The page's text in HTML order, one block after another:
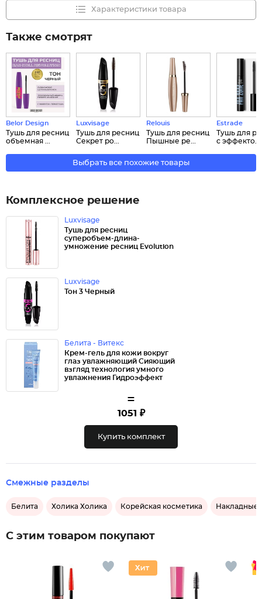
Характеристики товара
Также смотрят
Belor Design
Тушь для ресниц
объемная ...
Luxvisage
Тушь для ресниц
Секрет ро...
Relouis
Тушь для ресниц
Пышные ре...
Estrade
Тушь для
с эффекто...
Выбрать все похожие товары
Комплексное решение
Luxvisage
Тушь для ресниц
суперобъем-длина-
умножение ресниц Evolution
Luxvisage
Тон 3 Черный
Белита - Витекс
Крем-гель для кожи вокруг
глаз увлажняющий Сияющий
взгляд технология умного
увлажнения Гидроэффект
=
1051 ₽
Купить комплект
Смежные разделы
Белита Холика Холика Корейская косметика Накладные
С этим товаром покупают